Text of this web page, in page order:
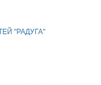
"РАДУГА"